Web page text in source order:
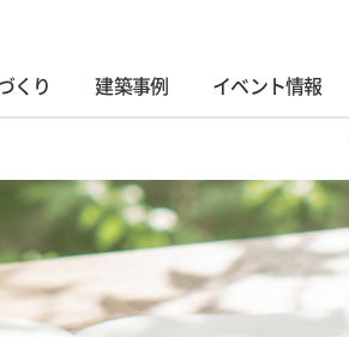
くり 建築事例 イベント情報